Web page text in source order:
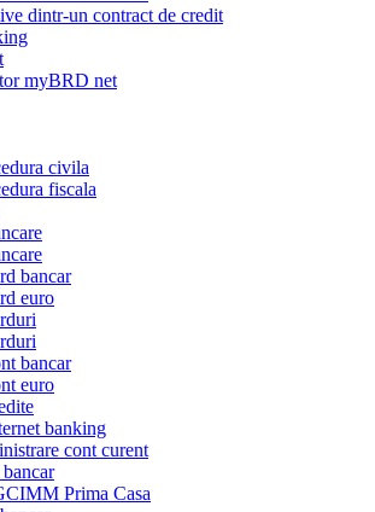
dintr-un contract de credit
myBRD net
civila
fiscala
bancar
euro
bancar
euro
banking
cont curent
Prima Casa